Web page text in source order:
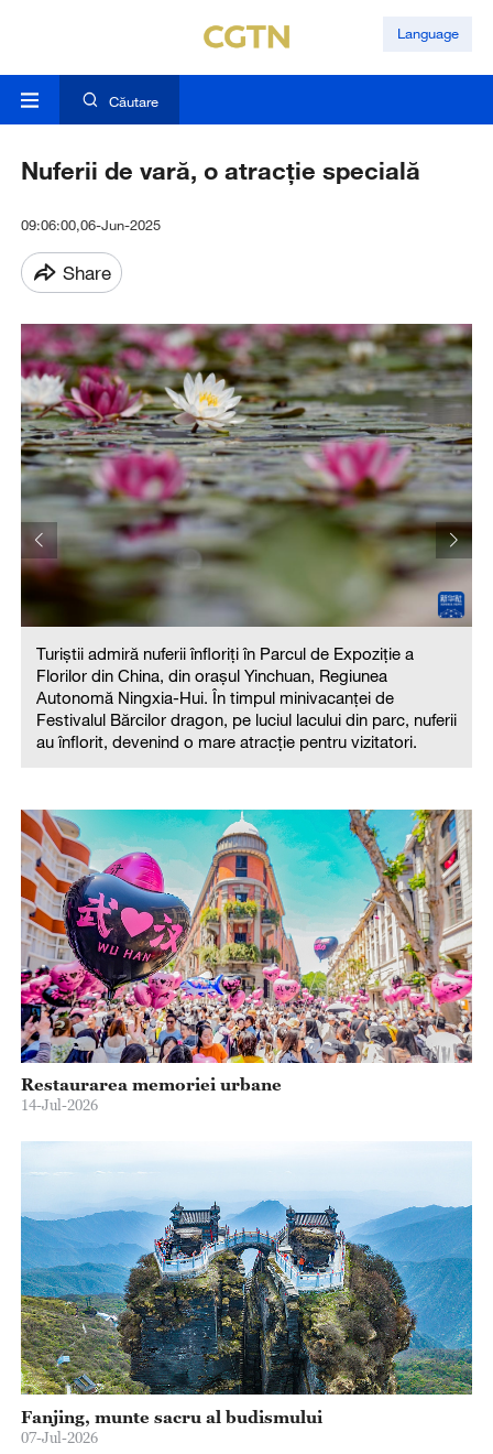
Language
Căutare
Nuferii de vară, o atracție specială
09:06:00,06-Jun-2025
Share
Turiștii admiră nuferii înfloriți în Parcul de Expoziție a
Florilor din China, din orașul Yinchuan, Regiunea
Autonomă Ningxia-Hui. În timpul minivacanței de
Festivalul Bărcilor dragon, pe luciul lacului din parc, nuferii
au înflorit, devenind o mare atracție pentru vizitatori.
Restaurarea memoriei urbane
14-Jul-2026
Fanjing, munte sacru al budismului
07-Jul-2026